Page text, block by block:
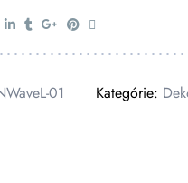
01 Kategórie: